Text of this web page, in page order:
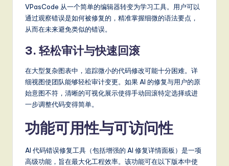
VPasCode 从一个简单的编辑器转变为学习工具。用户可以
通过观察错误是如何被修复的，精准掌握细微的语法要点，
从而在未来避免类似的错误。
3. 轻松审计与快速回滚
在大型复杂图表中，追踪微小的代码修改可能十分困难。详
细视图使团队能够轻松审计变更。如果 AI 的修复与用户的原
始意图不符，清晰的可视化展示使得手动回滚特定选择或进
一步调整代码变得简单。
功能可用性与可访问性
AI 代码错误修复工具（包括增强的 AI 修复详情面板）是一项
高级功能，旨在最大化工程效率。该功能可在以下版本中使